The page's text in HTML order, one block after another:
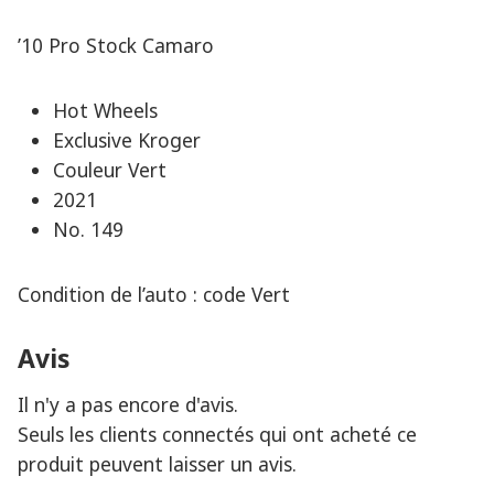
’10 Pro Stock Camaro
Hot Wheels
Exclusive Kroger
Couleur Vert
2021
No. 149
Condition de l’auto : code Vert
Avis
Il n'y a pas encore d'avis.
Seuls les clients connectés qui ont acheté ce
produit peuvent laisser un avis.